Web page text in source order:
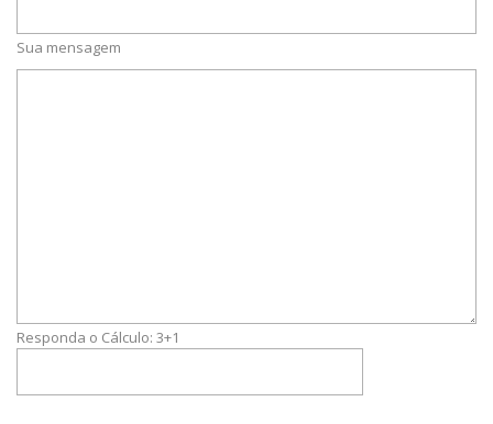
Sua mensagem
Responda o Cálculo: 3+1